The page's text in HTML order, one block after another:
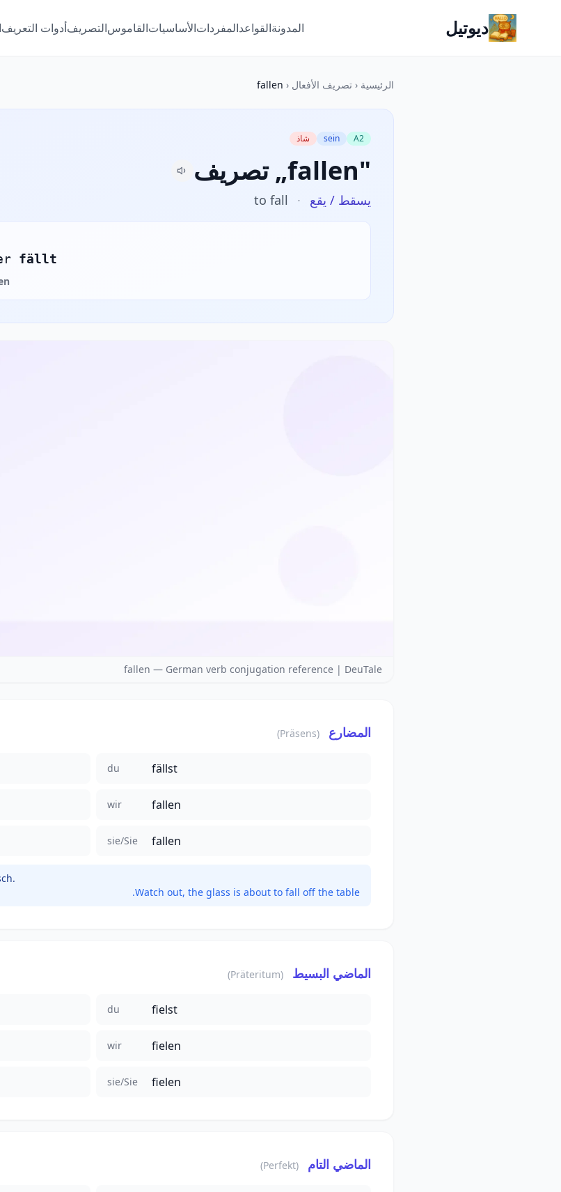
ديوتيل المدونةالقواعدالمفرداتالأساسياتالقاموسالتصريفأدوات التعريف
الرئيسية ‹ تصريف الأفعال ‹
fallen
A2
sein شاذ
تصريف „fallen"
يسقط / يقع ·
to fall
fällt
fallen — German verb conjugation reference | DeuTale
المضارع (Präsens)
du fällst
wir fallen
sie/Sie fallen
Watch out, the glass is about to fall off the table.
الماضي البسيط (Präteritum)
du fielst
wir fielen
sie/Sie fielen
الماضي التام (Perfekt)